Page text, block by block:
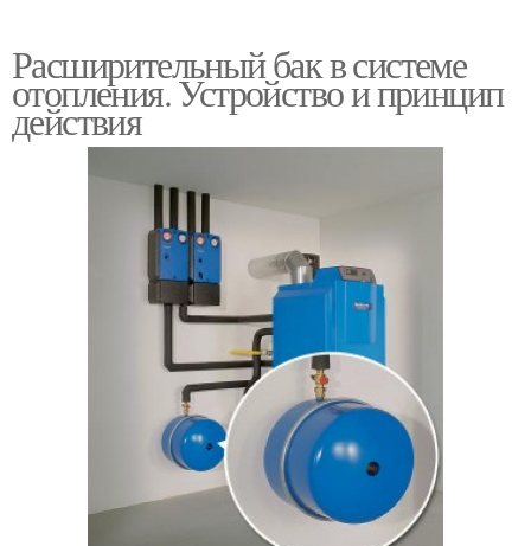
Расширительный бак в системе
отопления. Устройство и принцип
действия